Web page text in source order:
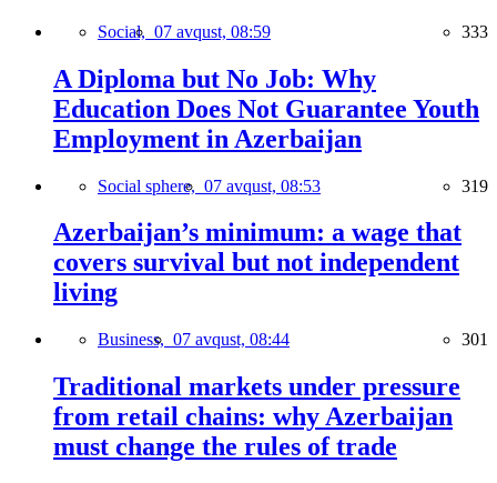
Social, 07 avqust, 08:59 333
A Diploma but No Job: Why
Education Does Not Guarantee Youth
Employment in Azerbaijan
Social sphere, 07 avqust, 08:53 319
Azerbaijan’s minimum: a wage that
covers survival but not independent
living
Business, 07 avqust, 08:44 301
Traditional markets under pressure
from retail chains: why Azerbaijan
must change the rules of trade